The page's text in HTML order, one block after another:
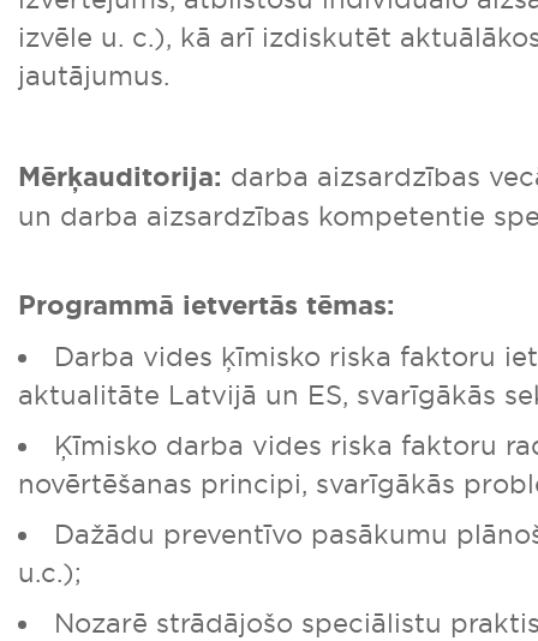
izvēle u. c.), kā arī izdiskutēt
jautājumus.
Mērķauditorija: darba aizsardzības
un darba aizsardzības kompetentie
Programmā ietvertās tēmas:
Darba vides ķīmisko riska faktoru
aktualitāte Latvijā un ES, svarīgākās
Ķīmisko darba vides riska faktoru
novērtēšanas principi, svarīgākās
Dažādu preventīvo pasākumu
u.c.);
Nozarē strādājošo speciālistu